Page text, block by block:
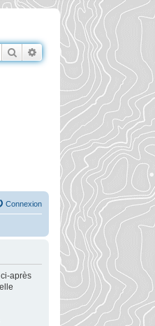
RechercherRecherche avancée
Connexion
après